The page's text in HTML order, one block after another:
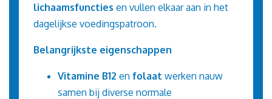
lichaamsfuncties en vullen elkaar aan in het
dagelijkse voedingspatroon.
Belangrijkste eigenschappen
Vitamine B12 en folaat werken nauw
samen bij diverse normale